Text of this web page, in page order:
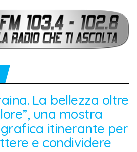
La bellezza oltre
una mostra
itinerante per
e condividere